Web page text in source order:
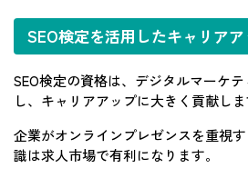
SEO検定を活用したキャリア
SEO検定の資格は、デジタルマーケ
し、キャリアアップに大きく貢献しま
企業がオンラインプレゼンスを重視
識は求人市場で有利になります。